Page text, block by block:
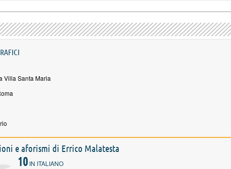
Villa Santa Maria
e aforismi di Errico Malatesta
10IN ITALIANO